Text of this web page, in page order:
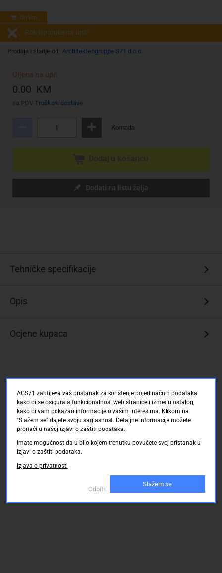
Online
Rok isporuke na upit!
Prodaja i slanje od: Architektengruppe S71 d.o.o.
Cijena na upit
0.00 KM
sa PDV Troškovi dostave
Komada
Dodati na listu želja
Tehničke specifikacije
Opis
Ocjene kupaca
AGS71 zahtijeva vaš pristanak za korištenje pojedinačnih podataka
kako bi se osigurala funkcionalnost web stranice i između ostalog,
kako bi vam pokazao informacije o vašim interesima. Klikom na
"Slažem se" dajete svoju saglasnost. Detaljne informacije možete
pronaći u našoj izjavi o zaštiti podataka.
Imate mogućnost da u bilo kojem trenutku povučete svoj pristanak u
izjavi o zaštiti podataka.
Izjava o privatnosti
Odbiti
Slažem se